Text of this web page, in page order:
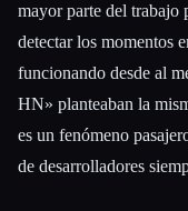
mayor parte del trabajo
detectar los momentos
funcionando desde al
HN» planteaban la
es un fenómeno
de desarrolladores